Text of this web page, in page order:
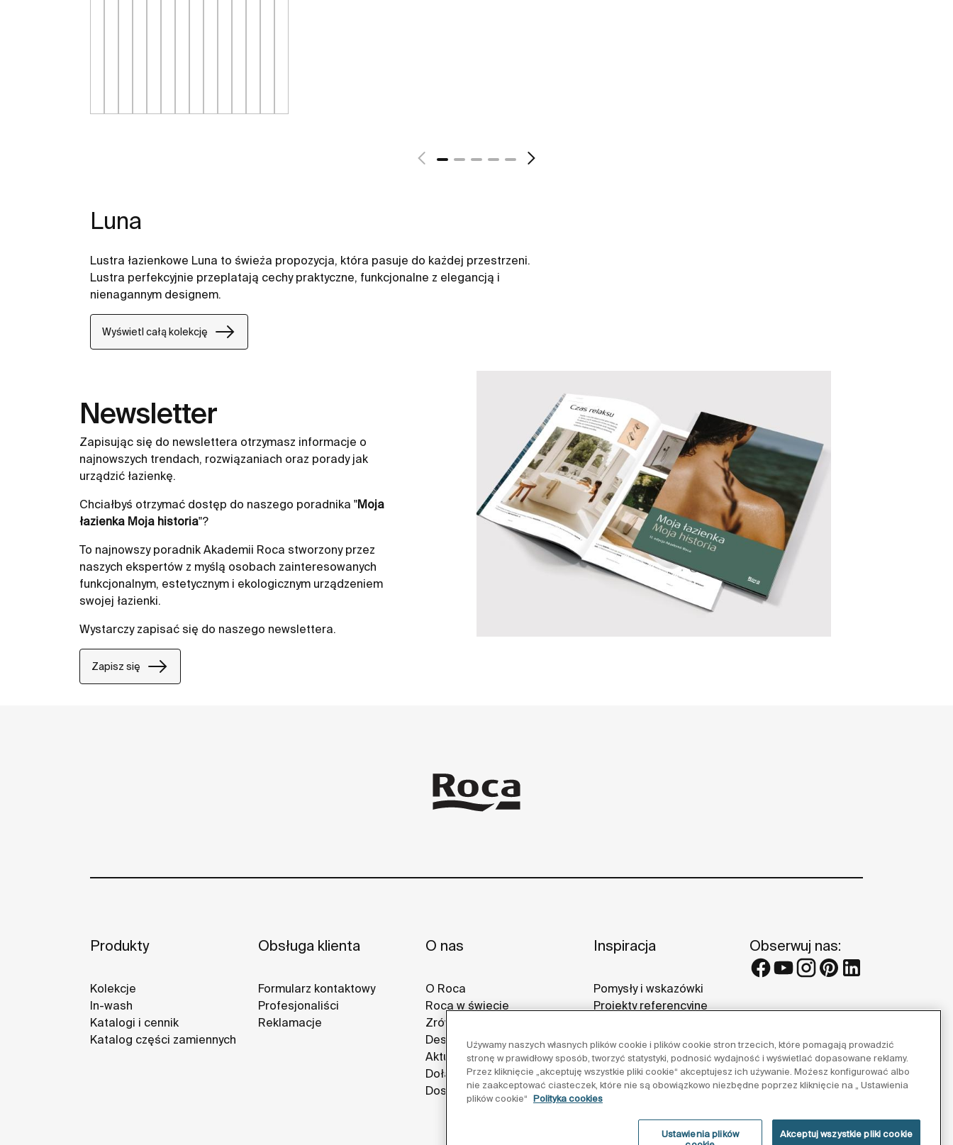
Luna
Lustra łazienkowe Luna to świeża propozycja, która pasuje do każdej przestrzeni.
Lustra perfekcyjnie przeplatają cechy praktyczne, funkcjonalne z elegancją i
nienagannym designem.
Wyświetl całą kolekcję
Newsletter
Zapisując się do newslettera otrzymasz informacje o
najnowszych trendach, rozwiązaniach oraz porady jak
urządzić łazienkę.
Chciałbyś otrzymać dostęp do naszego poradnika "Moja
łazienka Moja historia"?
To najnowszy poradnik Akademii Roca stworzony przez
naszych ekspertów z myślą osobach zainteresowanych
funkcjonalnym, estetycznym i ekologicznym urządzeniem
swojej łazienki.
Wystarczy zapisać się do naszego newslettera.
Zapisz się
Produkty
Kolekcje
In-wash
Katalogi i cennik
Katalog części zamiennych
Obsługa klienta
Formularz kontaktowy
Profesjonaliści
Reklamacje
O nas
O Roca
Roca w świecie
Zrównoważony rozwój
Design i innowacja
Aktualności
Dołącz do nas
Dostawcy
Inspiracja
Pomysły i wskazówki
Projekty referencyjne
Obserwuj nas:
Używamy naszych własnych plików cookie i plików cookie stron trzecich, które pomagają prowadzić
stronę w prawidłowy sposób, tworzyć statystyki, podnosić wydajność i wyświetlać dopasowane reklamy.
Przez kliknięcie „akceptuję wszystkie pliki cookie“ akceptujesz ich używanie. Możesz konfigurować albo
nie zaakceptować ciasteczek, które nie są obowiązkowo niezbędne poprzez kliknięcie na „ Ustawienia
plików cookie“
Polityka cookies
Ustawienia plików
Akceptuj wszystkie pliki cookie